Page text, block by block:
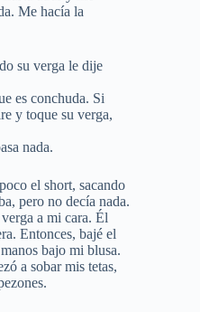
Me hacía la
su verga le dije
es conchuda. Si
y toque su verga,
nada.
el short, sacando
pero no decía nada.
a mi cara. Él
Entonces, bajé el
bajo mi blusa.
a sobar mis tetas,